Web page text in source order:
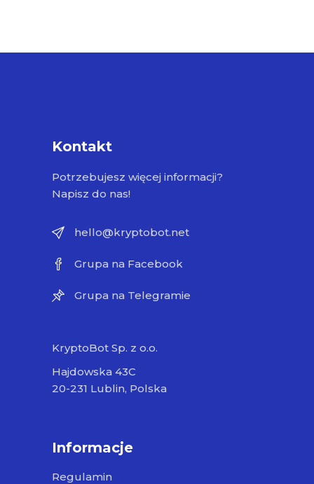
Kontakt
Potrzebujesz więcej informacji?
Napisz do nas!
hello@kryptobot.net
Grupa na Facebook
Grupa na Telegramie
KryptoBot Sp. z o.o.
Hajdowska 43C
20-231 Lublin, Polska
Informacje
Regulamin